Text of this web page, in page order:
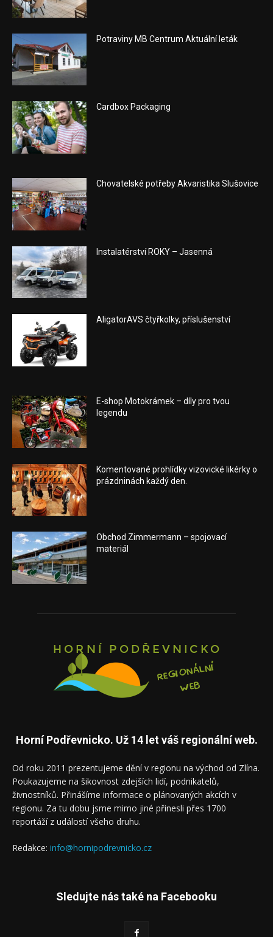
Potraviny MB Centrum Aktuální leták
Cardbox Packaging
Chovatelské potřeby Akvaristika Slušovice
Instalatérství ROKY – Jasenná
AligatorAVS čtyřkolky, příslušenství
E-shop Motokrámek – díly pro tvou
legendu
Komentované prohlídky vizovické likérky o
prázdninách každý den.
Obchod Zimmermann – spojovací
materiál
Horní Podřevnicko. Už 14 let váš regionální web.
Od roku 2011 prezentujeme dění v regionu na východ od Zlína.
Poukazujeme na šikovnost zdejších lidí, podnikatelů,
živnostníků. Přinášíme informace o plánovaných akcích v
regionu. Za tu dobu jsme mimo jiné přinesli přes 1700
reportáží z událostí všeho druhu.
Redakce: info@hornipodrevnicko.cz
Sledujte nás také na Facebooku